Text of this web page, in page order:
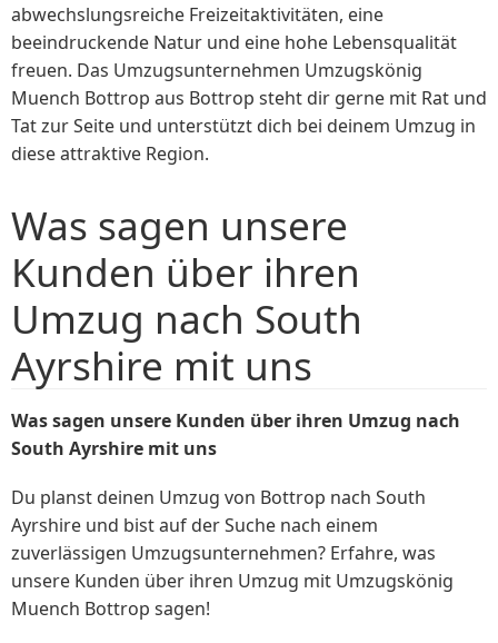
abwechslungsreiche Freizeitaktivitäten, eine
beeindruckende Natur und eine hohe Lebensqualität
freuen. Das Umzugsunternehmen Umzugskönig
Muench Bottrop aus Bottrop steht dir gerne mit Rat und
Tat zur Seite und unterstützt dich bei deinem Umzug in
diese attraktive Region.
Was sagen unsere
Kunden über ihren
Umzug nach South
Ayrshire mit uns
Was sagen unsere Kunden über ihren Umzug nach
South Ayrshire mit uns
Du planst deinen Umzug von Bottrop nach South
Ayrshire und bist auf der Suche nach einem
zuverlässigen Umzugsunternehmen? Erfahre, was
unsere Kunden über ihren Umzug mit Umzugskönig
Muench Bottrop sagen!